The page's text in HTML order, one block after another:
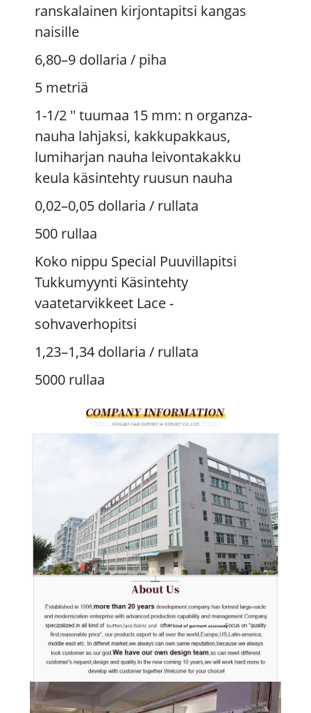
ranskalainen kirjontapitsi kangas
naisille
6,80–9 dollaria / piha
5 metriä
1-1/2 '' tuumaa 15 mm: n organza-
nauha lahjaksi, kakkupakkaus,
lumiharjan nauha leivontakakku
keula käsintehty ruusun nauha
0,02–0,05 dollaria / rullata
500 rullaa
Koko nippu Special Puuvillapitsi
Tukkumyynti Käsintehty
vaatetarvikkeet Lace -
sohvaverhopitsi
1,23–1,34 dollaria / rullata
5000 rullaa